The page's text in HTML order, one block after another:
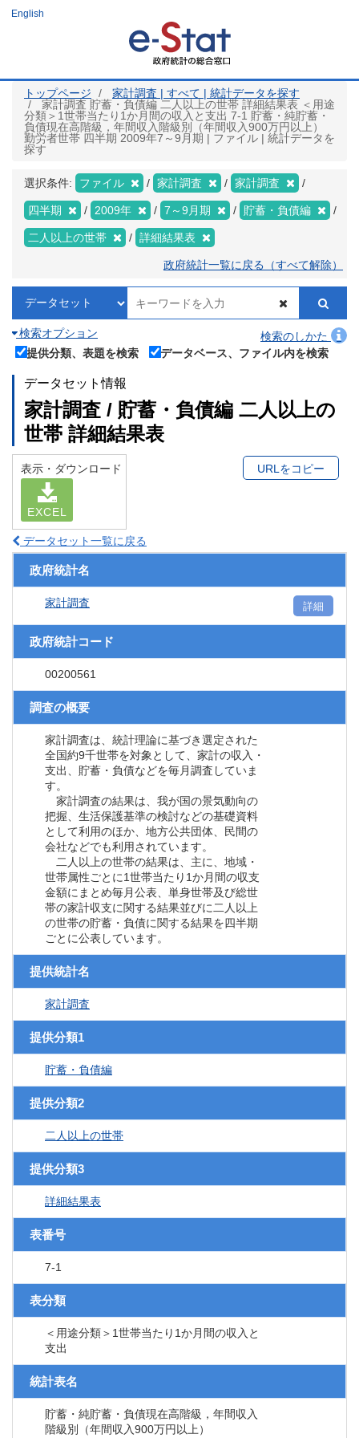
ツ
English
トップページ
家計調査 | すべて | 統計データを探す
家計調査 貯蓄・負債編 二人以上の世帯 詳細結果表 ＜用途
分類＞1世帯当たり1か月間の収入と支出 7-1 貯蓄・純貯蓄・
負債現在高階級，年間収入階級別（年間収入900万円以上）
勤労者世帯 四半期 2009年7～9月期 | ファイル | 統計データを
探す
選択条件: ファイル 家計調査 家計調査
四半期 2009年 7～9月期 貯蓄・負債編
二人以上の世帯 詳細結果表
政府統計一覧に戻る（すべて解除）
検索オプション
検索のしかた
提供分類、表題を検索
データベース、ファイル内を検索
データセット情報
家計調査 / 貯蓄・負債編 二人以上の
世帯 詳細結果表
表示・ダウンロード
EXCEL
URLをコピー
データセット一覧に戻る
政府統計名
家計調査 詳細
政府統計コード
00200561
調査の概要
家計調査は、統計理論に基づき選定された
全国約9千世帯を対象として、家計の収入・
支出、貯蓄・負債などを毎月調査していま
す。
家計調査の結果は、我が国の景気動向の
把握、生活保護基準の検討などの基礎資料
として利用のほか、地方公共団体、民間の
会社などでも利用されています。
二人以上の世帯の結果は、主に、地域・
世帯属性ごとに1世帯当たり1か月間の収支
金額にまとめ毎月公表、単身世帯及び総世
帯の家計収支に関する結果並びに二人以上
の世帯の貯蓄・負債に関する結果を四半期
ごとに公表しています。
提供統計名
家計調査
提供分類1
貯蓄・負債編
提供分類2
二人以上の世帯
提供分類3
詳細結果表
表番号
7-1
表分類
＜用途分類＞1世帯当たり1か月間の収入と
支出
統計表名
貯蓄・純貯蓄・負債現在高階級，年間収入
階級別（年間収入900万円以上）